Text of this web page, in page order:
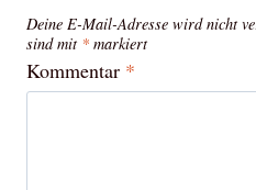
Deine E-Mail-Adresse wird nicht
sind mit * markiert
Kommentar *